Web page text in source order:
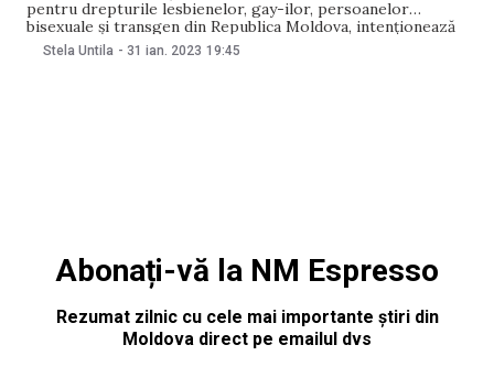
pentru drepturile lesbienelor, gay-ilor, persoanelor
bisexuale și transgen din Republica Moldova, intenționează
să depună o plângere la poliție în urma declarației publicate
Stela Untila - 31 ian. 2023 19:45
Abonați-vă la NM Espresso
Rezumat zilnic cu cele mai importante știri din
Moldova direct pe emailul dvs